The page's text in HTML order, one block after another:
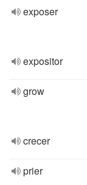
exposer
expositor
grow
crecer
prier